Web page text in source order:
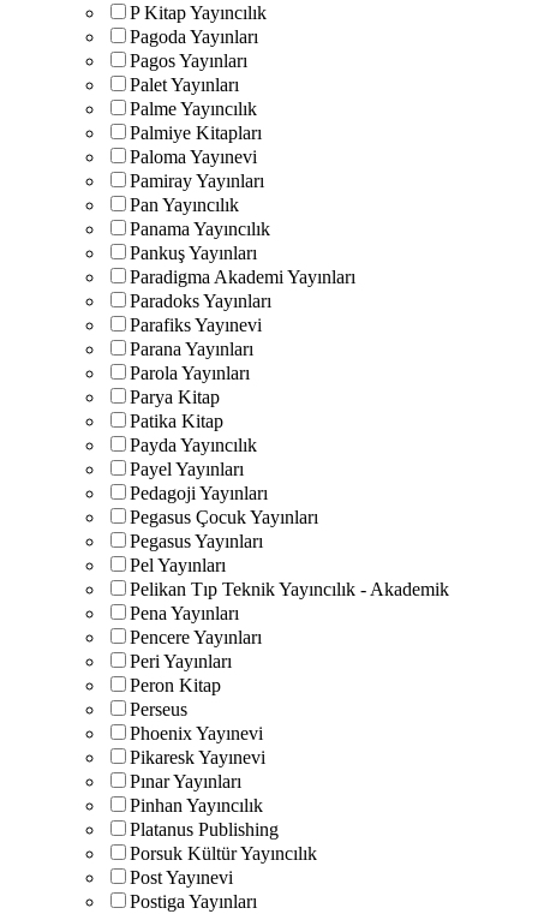
P Kitap Yayıncılık
Pagoda Yayınları
Pagos Yayınları
Palet Yayınları
Palme Yayıncılık
Palmiye Kitapları
Paloma Yayınevi
Pamiray Yayınları
Pan Yayıncılık
Panama Yayıncılık
Pankuş Yayınları
Paradigma Akademi Yayınları
Paradoks Yayınları
Parafiks Yayınevi
Parana Yayınları
Parola Yayınları
Parya Kitap
Patika Kitap
Payda Yayıncılık
Payel Yayınları
Pedagoji Yayınları
Pegasus Çocuk Yayınları
Pegasus Yayınları
Pel Yayınları
Pelikan Tıp Teknik Yayıncılık - Akademik
Pena Yayınları
Pencere Yayınları
Peri Yayınları
Peron Kitap
Perseus
Phoenix Yayınevi
Pikaresk Yayınevi
Pınar Yayınları
Pinhan Yayıncılık
Platanus Publishing
Porsuk Kültür Yayıncılık
Post Yayınevi
Postiga Yayınları